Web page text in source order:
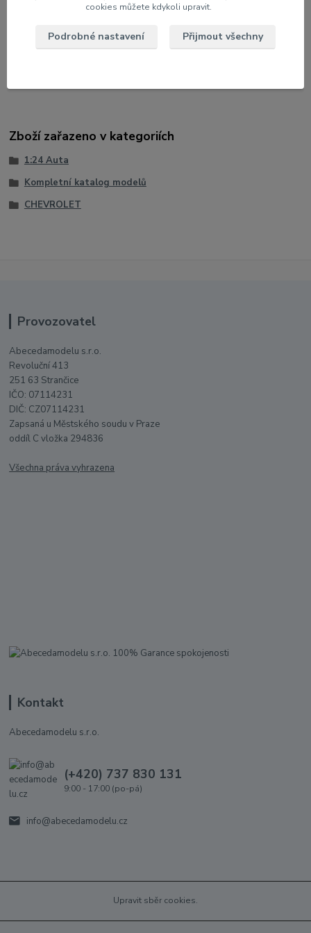
Velikost: 18 cm
Zboží zařazeno v kategoriích
1:24 Auta
Kompletní katalog modelů
CHEVROLET
Provozovatel
Abecedamodelu s.r.o.
Revoluční 413
251 63 Strančice
IČO: 07114231
DIČ: CZ07114231
Zapsaná u Městského soudu v Praze
oddíl C vložka 294836
Všechna práva vyhrazena
Kontakt
Abecedamodelu s.r.o.
(+420) 737 830 131
9:00 - 17:00 (po-pá)
info@abecedamodelu.cz
Upravit sběr cookies.
cookies můžete kdykoli upravit.
Podrobné nastavení Přijmout všechny